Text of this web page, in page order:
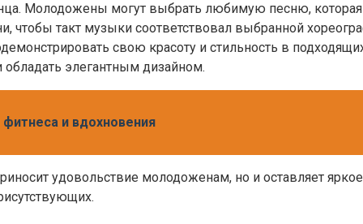
Молодожены могут выбрать любимую песню, которая
чтобы такт музыки соответствовал выбранной
свою красоту и стильность в
элегантным дизайном.
и вдохновения
удовольствие молодоженам, но и оставляет